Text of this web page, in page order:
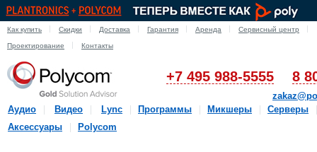
Как купить Скидки Доставка Гарантия Аренда Сервисный центр
Проектирование Контакты
+7 495 988-5555 8
Аудио
Видео Lync Программы Микшеры
Серверы
Аксессуары
Polycom